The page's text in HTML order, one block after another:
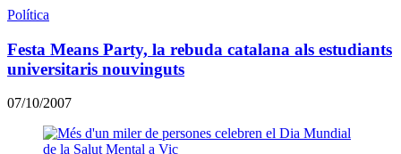
Política
Festa Means Party, la rebuda catalana als estudiants
universitaris nouvinguts
07/10/2007